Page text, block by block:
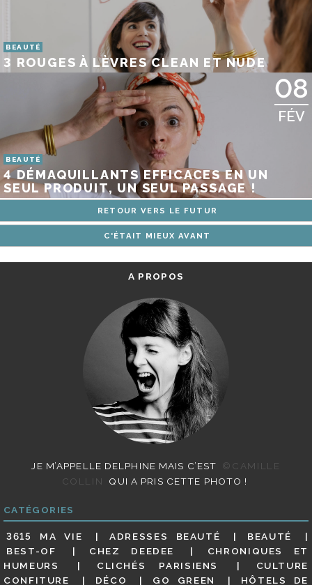
BEAUTÉ
3 ROUGES À LÈVRES CLEAN ET NUDE
08
FÉV
BEAUTÉ
4 DÉMAQUILLANTS EFFICACES EN UN
SEUL PRODUIT, UN SEUL PASSAGE !
RETOUR VERS LE FUTUR
C'ÉTAIT MIEUX AVANT
A PROPOS
JE M’APPELLE DELPHINE MAIS C’EST
©CAMILLE
COLLIN
QUI A PRIS CETTE PHOTO !
CATÉGORIES
3615 MA VIE ADRESSES BEAUTÉ
BEAUTÉ
BEST-OF
CHEZ DEEDEE
CHRONIQUES ET
HUMEURS
CLICHÉS PARISIENS
CULTURE
CONFITURE
DÉCO GO GREEN HÔTELS DE